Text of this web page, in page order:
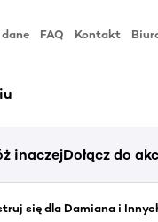
FAQ Kontakt
inaczejDołącz do
się dla Damiana i